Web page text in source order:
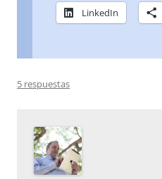
LinkedIn
5 respuestas